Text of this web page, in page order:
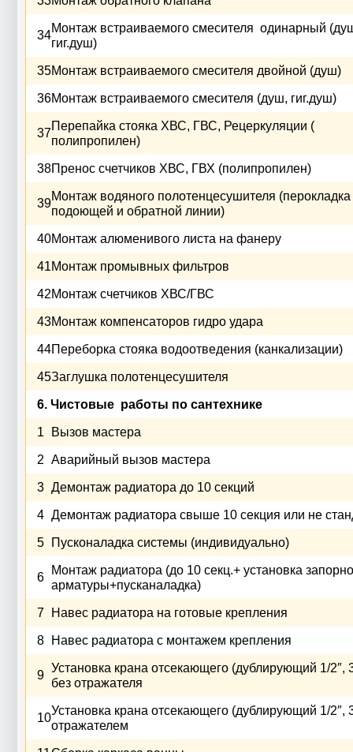
34
Монтаж встраиваемого смесителя одинарный
гиг.душ)
35Монтаж встраиваемого смесителя двойной (душ)
36Монтаж встраиваемого смесителя (душ, гиг.душ)
37
Перепайка стояка ХВС, ГВС, Рецеркуляции (
полипропилен)
38Пренос счетчиков ХВС, ГВХ (полипропилен)
39
Монтаж водяного полотенцесушителя (перокладка
подоющей и обратной линии)
40Монтаж алюменивого листа на фанеру
41Монтаж промывных фильтров
42Монтаж счетчиков ХВС/ГВС
43Монтаж компенсаторов гидро удара
44Переборка стояка водоотведения (канкализации)
45Заглушка полотенцесушителя
6. Чистовые работы по сантехнике
1 Вызов мастера
2 Аварийный вызов мастера
3 Демонтаж радиатора до 10 секций
4 Демонтаж радиатора свыше 10 секция или не
5 Пусконаладка системы (индивидуально)
6
Монтаж радиатора (до 10 секц.+ установка
арматуры+пусканаладка)
7 Навес радиатора на готовые крепления
8 Навес радиатора с монтажем крепления
9
Установка крана отсекающего (дублирующий 1/2″,
без отражателя
10
Установка крана отсекающего (дублирующий 1/2″,
отражателем